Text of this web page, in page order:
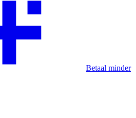
Betaal minder